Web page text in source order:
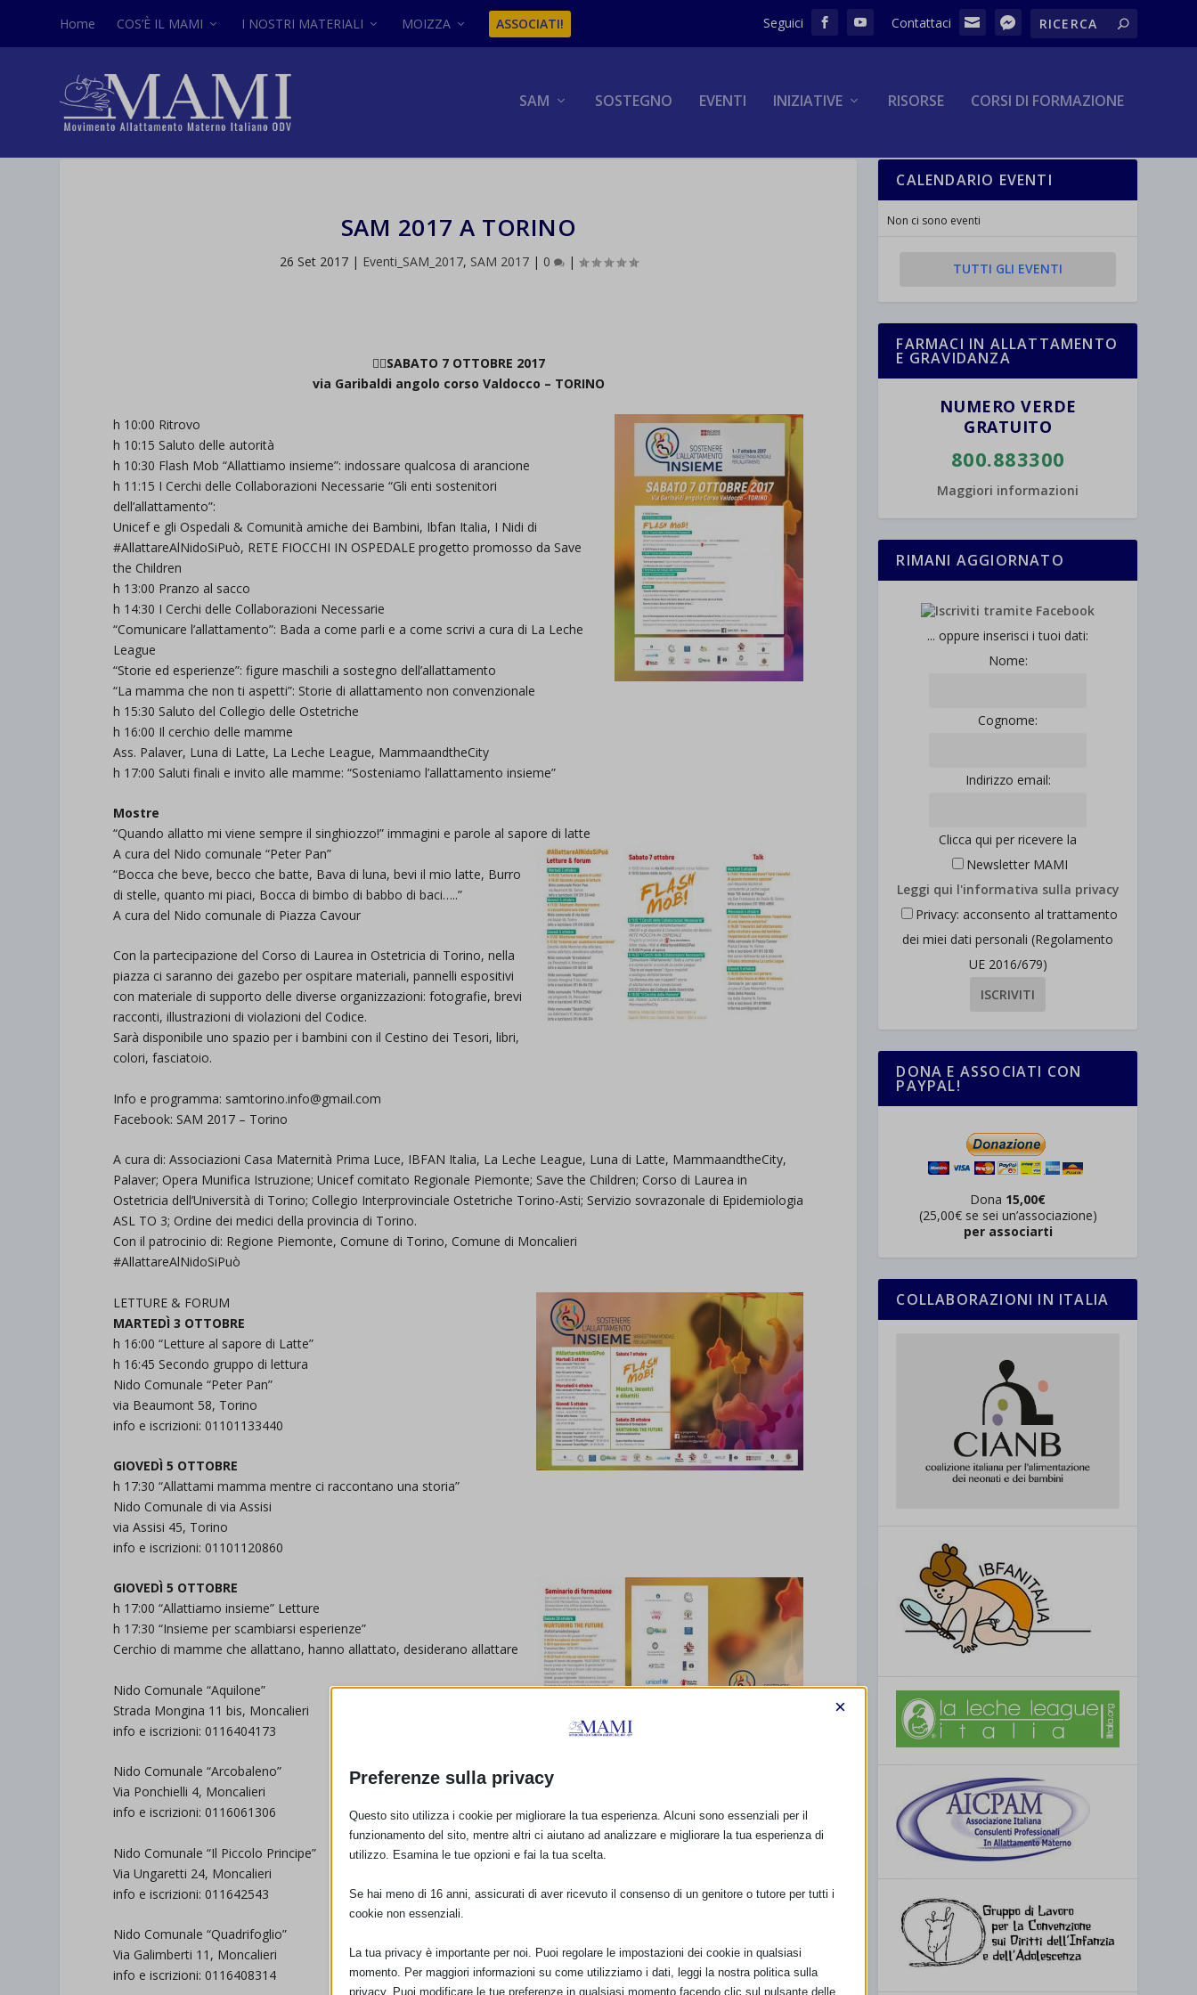
Home COS’È IL MAMI I NOSTRI MATERIALI MOIZZA ASSOCIATI!
SAM SOSTEGNO EVENTI INIZIATIVE RISORSE CORSI DI FORMAZIONE
SAM 2017 A TORINO
26 Set 2017| Eventi_SAM_2017, SAM 2017| 0 |
SABATO 7 OTTOBRE 2017
via Garibaldi angolo corso Valdocco – TORINO
h 10:00 Ritrovo
h 10:15 Saluto delle autorità
h 10:30 Flash Mob “Allattiamo insieme”: indossare qualcosa di arancione
h 11:15 I Cerchi delle Collaborazioni Necessarie “Gli enti sostenitori
dell’allattamento”:
Unicef e gli Ospedali & Comunità amiche dei Bambini, Ibfan Italia, I Nidi di
#AllattareAlNidoSiPuò, RETE FIOCCHI IN OSPEDALE progetto promosso da Save
the Children
h 13:00 Pranzo al sacco
h 14:30 I Cerchi delle Collaborazioni Necessarie
“Comunicare l’allattamento”: Bada a come parli e a come scrivi a cura di La Leche
League
“Storie ed esperienze”: figure maschili a sostegno dell’allattamento
“La mamma che non ti aspetti”: Storie di allattamento non convenzionale
h 15:30 Saluto del Collegio delle Ostetriche
h 16:00 Il cerchio delle mamme
Ass. Palaver, Luna di Latte, La Leche League, MammaandtheCity
h 17:00 Saluti finali e invito alle mamme: “Sosteniamo l’allattamento insieme”
Mostre
“Quando allatto mi viene sempre il singhiozzo!” immagini e parole al sapore di latte
A cura del Nido comunale “Peter Pan”
“Bocca che beve, becco che batte, Bava di luna, bevi il mio latte, Burro
di stelle, quanto mi piaci, Bocca di bimbo di babbo di baci…..”
A cura del Nido comunale di Piazza Cavour
Con la partecipazione del Corso di Laurea in Ostetricia di Torino, nella
piazza ci saranno dei gazebo per ospitare materiali, pannelli espositivi
con materiale di supporto delle diverse organizzazioni: fotografie, brevi
racconti, illustrazioni di violazioni del Codice.
Sarà disponibile uno spazio per i bambini con il Cestino dei Tesori, libri,
colori, fasciatoio.
Info e programma: samtorino.info@gmail.com
Facebook: SAM 2017 – Torino
A cura di: Associazioni Casa Maternità Prima Luce, IBFAN Italia, La Leche League, Luna di Latte, MammaandtheCity,
Palaver; Opera Munifica Istruzione; Unicef comitato Regionale Piemonte; Save the Children; Corso di Laurea in
Ostetricia dell’Università di Torino; Collegio Interprovinciale Ostetriche Torino-Asti; Servizio sovrazonale di Epidemiologia
ASL TO 3; Ordine dei medici della provincia di Torino.
Con il patrocinio di: Regione Piemonte, Comune di Torino, Comune di Moncalieri
#AllattareAlNidoSiPuò
LETTURE & FORUM
MARTEDÌ 3 OTTOBRE
h 16:00 “Letture al sapore di Latte”
h 16:45 Secondo gruppo di lettura
Nido Comunale “Peter Pan”
via Beaumont 58, Torino
info e iscrizioni: 01101133440
GIOVEDÌ 5 OTTOBRE
h 17:30 “Allattami mamma mentre ci raccontano una storia”
Nido Comunale di via Assisi
via Assisi 45, Torino
info e iscrizioni: 01101120860
GIOVEDÌ 5 OTTOBRE
h 17:00 “Allattiamo insieme” Letture
h 17:30 “Insieme per scambiarsi esperienze”
Cerchio di mamme che allattano, hanno allattato, desiderano allattare
Nido Comunale “Aquilone”
Strada Mongina 11 bis, Moncalieri
info e iscrizioni: 0116404173
Nido Comunale “Arcobaleno”
Via Ponchielli 4, Moncalieri
info e iscrizioni: 0116061306
Nido Comunale “Il Piccolo Principe”
Via Ungaretti 24, Moncalieri
info e iscrizioni: 011642543
Nido Comunale “Quadrifoglio”
Via Galimberti 11, Moncalieri
info e iscrizioni: 0116408314
CALENDARIO EVENTI
Non ci sono eventi
TUTTI GLI EVENTI
FARMACI IN ALLATTAMENTO
E GRAVIDANZA
NUMERO VERDE
GRATUITO
800.883300
Maggiori informazioni
RIMANI AGGIORNATO
... oppure inserisci i tuoi dati:
Nome:
Cognome:
Indirizzo email:
Clicca qui per ricevere la
Newsletter MAMI
Leggi qui l'informativa sulla privacy
Privacy: acconsento al trattamento
dei miei dati personali (Regolamento
UE 2016/679)
DONA E ASSOCIATI CON
PAYPAL!
Dona 15,00€
(25,00€ se sei un’associazione)
per associarti
COLLABORAZIONI IN ITALIA
Preferenze sulla privacy
×
Questo sito utilizza i cookie per migliorare la tua esperienza. Alcuni sono essenziali per il
funzionamento del sito, mentre altri ci aiutano ad analizzare e migliorare la tua esperienza di
utilizzo. Esamina le tue opzioni e fai la tua scelta.
Se hai meno di 16 anni, assicurati di aver ricevuto il consenso di un genitore o tutore per tutti i
cookie non essenziali.
La tua privacy è importante per noi. Puoi regolare le impostazioni dei cookie in qualsiasi
momento. Per maggiori informazioni su come utilizziamo i dati, leggi la nostra politica sulla
privacy. Puoi modificare le tue preferenze in qualsiasi momento facendo clic sul pulsante delle